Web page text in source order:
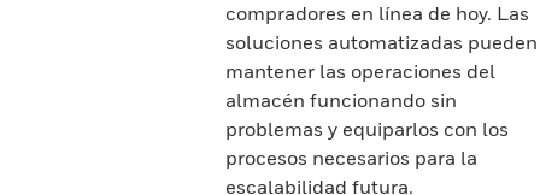
compradores en línea de hoy. Las
soluciones automatizadas pueden
mantener las operaciones del
almacén funcionando sin
problemas y equiparlos con los
procesos necesarios para la
escalabilidad futura.